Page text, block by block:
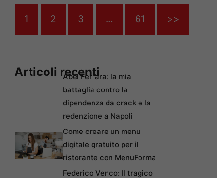
1 2 3 … 61 >>
Articoli recenti
Abel Ferrara: la mia
battaglia contro la
dipendenza da crack e la
redenzione a Napoli
Come creare un menu
digitale gratuito per il
ristorante con MenuForma
Federico Venco: Il tragico